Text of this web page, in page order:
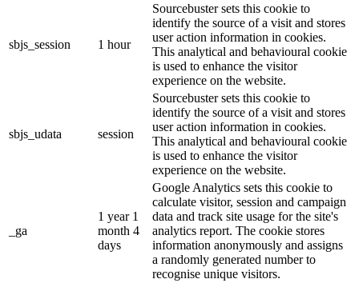
sbjs_session 1 hour
Sourcebuster sets this cookie to
identify the source of a visit and stores
user action information in cookies.
This analytical and behavioural cookie
is used to enhance the visitor
experience on the website.
sbjs_udata session
Sourcebuster sets this cookie to
identify the source of a visit and stores
user action information in cookies.
This analytical and behavioural cookie
is used to enhance the visitor
experience on the website.
_ga
1 year 1
month 4
days
Google Analytics sets this cookie to
calculate visitor, session and campaign
data and track site usage for the site's
analytics report. The cookie stores
information anonymously and assigns
a randomly generated number to
recognise unique visitors.